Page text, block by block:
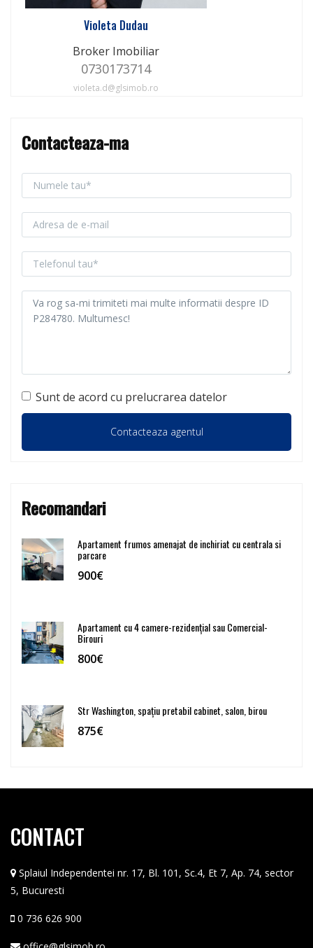
Violeta Dudau
Broker Imobiliar
0730173714
violeta.d@glsimob.ro
Contacteaza-ma
Sunt de acord cu prelucrarea datelor
Recomandari
Apartament frumos amenajat de inchiriat cu centrala si
parcare
900€
Apartament cu 4 camere-rezidențial sau Comercial-
Birouri
800€
Str Washington, spațiu pretabil cabinet, salon, birou
875€
CONTACT
Splaiul Independentei nr. 17, Bl. 101, Sc.4, Et 7, Ap. 74, sector
5, Bucuresti
0 736 626 900